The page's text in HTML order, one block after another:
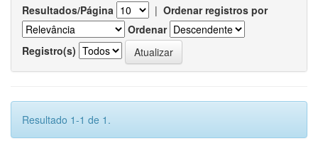
Resultados/Página | Ordenar registros por
Ordenar
Registro(s)
Resultado 1-1 de 1.